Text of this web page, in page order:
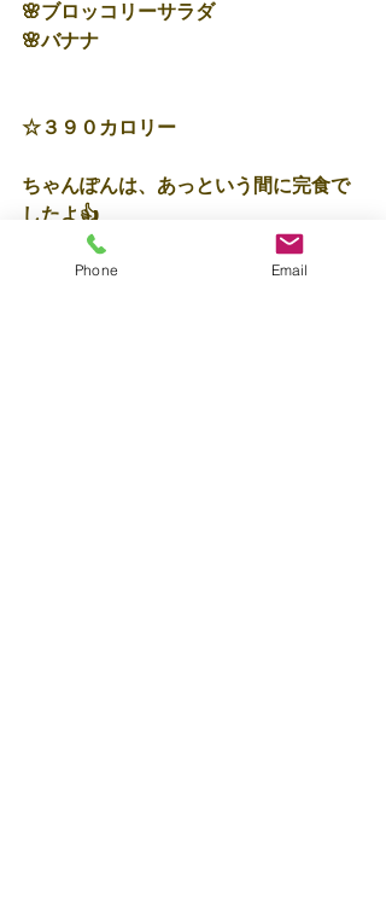
🌸ブロッコリーサラダ
🌸バナナ
☆３９０カロリー
ちゃんぽんは、あっという間に完食で
したよ👍
保育士🍎近道
Phone Email